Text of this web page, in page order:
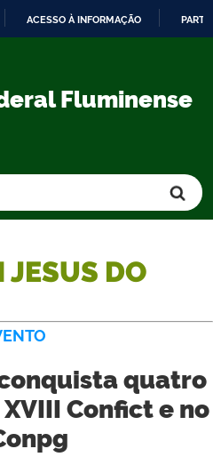
CONTEÚDO
ACESSO À INFORMAÇÃO
Fluminense
JESUS DO
conquista quatro
Confict e no